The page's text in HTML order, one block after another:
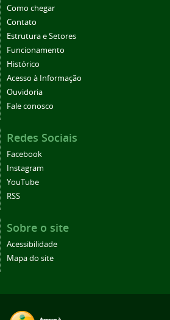
Como chegar
Contato
Estrutura e Setores
Funcionamento
Histórico
Acesso à Informação
Ouvidoria
Fale conosco
Redes Sociais
Facebook
Instagram
YouTube
RSS
Sobre o site
Acessibilidade
Mapa do site